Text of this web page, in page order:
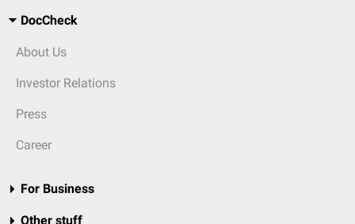
DocCheck
About Us
Investor Relations
Press
Career
For Business
Other stuff